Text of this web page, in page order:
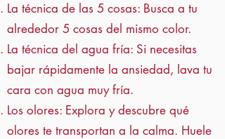
La técnica de las 5 cosas: Busca a tu
alrededor 5 cosas del mismo color.
La técnica del agua fría: Si necesitas
bajar rápidamente la ansiedad, lava tu
cara con agua muy fría.
Los olores: Explora y descubre qué
olores te transportan a la calma. Huele